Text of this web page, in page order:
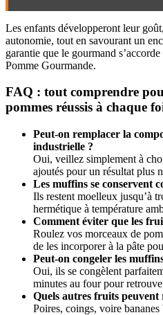
Les enfants développeront leur
autonomie, tout en savourant un
garantie que le gourmand
Pomme Gourmande.
FAQ : tout comprendre
pommes réussis à chaque
Peut-on remplacer la
industrielle ?
Oui, veillez simplement à
ajoutés pour un résultat plus
Les muffins se conservent
Ils restent moelleux jusqu’à
hermétique à température
Comment éviter que les
Roulez vos morceaux de
de les incorporer à la pâte
Peut-on congeler les
Oui, ils se congèlent
minutes au four pour
Quels autres fruits peuvent
Poires, coings, voire